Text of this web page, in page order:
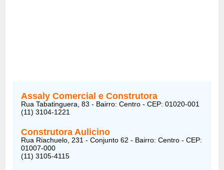
Assaly Comercial e Construtora
Rua Tabatinguera, 83 - Bairro: Centro - CEP: 01020-001
(11) 3104-1221
Construtora Aulicino
Rua Riachuelo, 231 - Conjunto 62 - Bairro: Centro - CEP:
01007-000
(11) 3105-4115